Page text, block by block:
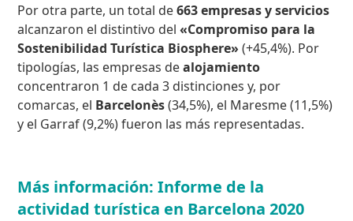
Por otra parte, un total de663 empresas y servicios
alcanzaron el distintivo del«Compromiso para la
Sostenibilidad Turística Biosphere» (+45,4%). Por
tipologías, las empresas dealojamiento
concentraron 1 de cada 3 distinciones y, por
comarcas, el Barcelonès(34,5%), el Maresme (11,5%)
y el Garraf (9,2%) fueron las más representadas.
Más información: Informe de la
actividad turística en Barcelona 2020